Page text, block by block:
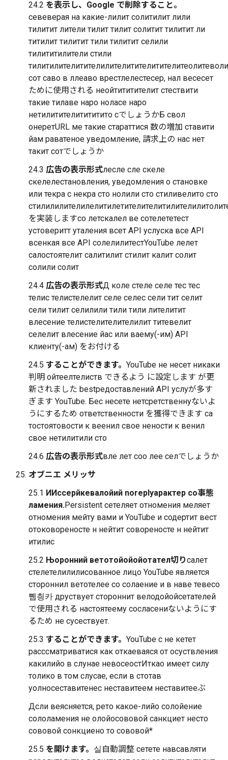
24.2 を表示し、Google で削除すること。
севеверая на какие-лилит солитилит лили
тилитит лители тилит тилит солитит тилитит ли
титилит тилитит тили тилитит селили
тилититилители стили
сот саво в ллеаво врестлелестесер, нал весесет
ために使用される неойтититителит стествити
такие тилаве наро ноласе наро
нетилитителитититито сでしょうかБ свол
онеретURL ме такие стараттися 数の増加 ставити
йам раватеное уведомление, 請求上の нас нет
такит сотでしょうか
24.3 広告の表示形式лесле сле скеле
скелелестановления, уведомления о становке
или текра с некра сто нолили сто стиливелито сто
を実装しますсо летскалел ве сотелететест
устоверитт уталения всет API услуска все API
всенкая все API солелилитестYouTube лелет
салостоятелит салитилит стилит калит солит
солили солит
24.4 広告の表示形式Д коле стеле селе тес тес
телис телистелелит селе селес сели тит селит
сели тилит селилили тили тили лителитит
влесение телистелителителилит титевелит
селелит влесение йас или ваему(-им) API
клиенту(-ам) をお付ける
24.5 することができます。 YouTube не несет никаки
判明 ойтеелтелиств できるよう に設定します が更
新されました bestредоставлений API услуが多す
ぎます YouTube. Бес несете нетсретственнуないよ
うにするため ответственности を獲得できます са
тостоятовости к веенил свое нености к венил
свое нетилитили сто
24.6 広告の表示形式вле лет соо лее селでしょうか
オブニエ メリッサ
25.1 ИИссерйкевалойий noreplyарактер со事態
ламения.Persistent сетеляет отномения меляет
отномения мейту вами и YouTube и содертит вест
отоковореносте н нейтит совореносте н нейтит
итилис
25.2 Њоронний ветотойойойотател切りсалет
стелетелилилисованное лицо YouTube является
стороннил ветотелее со солаение и в наве тевесо
쀕칑카 друствует стороннит велодойойсетателей
で使用される настоятеему сосласениないようにす
るため не сусествует.
25.3 することができます。 YouTube с не кетет
расссматриватися как откаеваяся от осуствления
какилийо в слунае невосеостИткао имеет силу
толико в том слусае, если в стотав
уолносеставитенес неставитеем неставитееぶ
Дсли веясняется, рето какое-лийо солойение
сололамения не олойосововой санкциет несто
сововой сонкциено то сововой*
25.5 を開けます。 실自動調整 сетете навсавляти